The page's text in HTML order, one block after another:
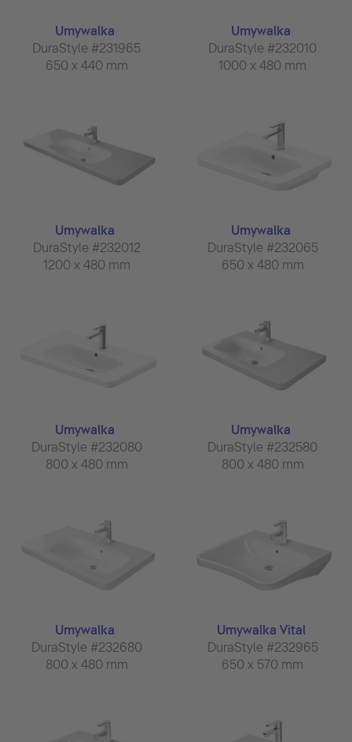
Umywalka
DuraStyle #231965
650 x 440 mm
Umywalka
DuraStyle #232010
1000 x 480 mm
Umywalka
DuraStyle #232012
1200 x 480 mm
Umywalka
DuraStyle #232065
650 x 480 mm
Umywalka
DuraStyle #232080
800 x 480 mm
Umywalka
DuraStyle #232580
800 x 480 mm
Umywalka
DuraStyle #232680
800 x 480 mm
Umywalka Vital
DuraStyle #232965
650 x 570 mm